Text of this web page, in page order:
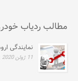
مطالب ردیاب
نمایندگی
11 ژوئن 2020